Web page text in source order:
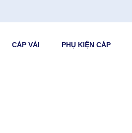
CÁP VẢI PHỤ KIỆN CÁP